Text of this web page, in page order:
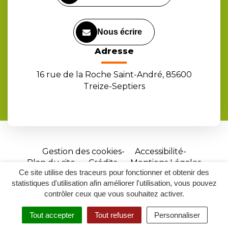
Ce site utilise des traceurs pour fonctionner et obtenir des
statistiques d'utilisation afin améliorer l'utilisation, vous pouvez
contrôler ceux que vous souhaitez activer.
Tout accepter Tout refuser Personnaliser
RECHERCHER
ACCESSIBILITÉ
Nous écrire
Adresse
16 rue de la Roche Saint-André, 85600
Treize-Septiers
Gestion des cookies
Accessibilité
Plan du site
Crédits
Mentions Légales
Site
réalisé
par
Inovagora